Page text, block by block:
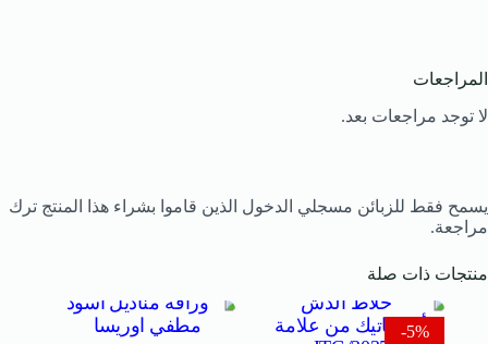
المراجعات
لا توجد مراجعات بعد.
يسمح فقط للزبائن مسجلي الدخول الذين قاموا بشراء هذا المنتج ترك
مراجعة.
منتجات ذات صلة
5%-